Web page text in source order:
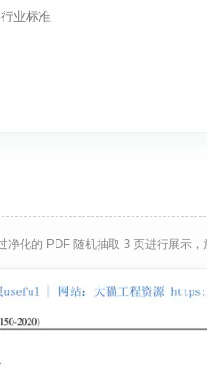
行业标准
净化的 PDF 随机抽取 3 页进行展示，